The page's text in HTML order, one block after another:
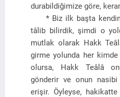
durabildiğimize göre,
* Biz ilk başta
tâlib bilirdik, şimdi o
mutlak olarak Hakk
girme yolunda her
olursa, Hakk Teâlâ
gönderir ve onun
erişir. Öyleyse,